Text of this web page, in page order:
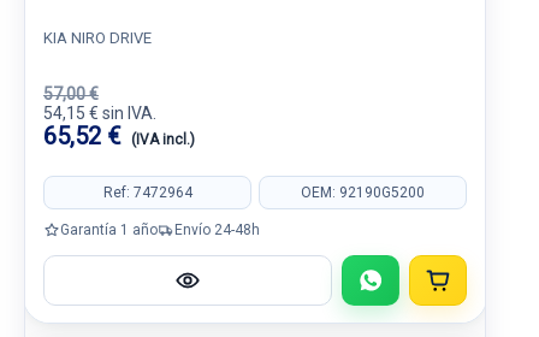
KIA NIRO DRIVE
57,00 €
54,15 € sin IVA.
65,52 € (IVA incl.)
Ref: 7472964 OEM: 92190G5200
Garantía 1 año Envío 24-48h